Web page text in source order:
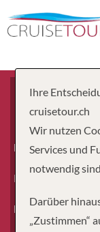
Erwachsene
Kinder
Dauer
Ihre
cruisetour.ch
Wir nutzen
Services und
notwendig
Darüber
„Zustimmen“